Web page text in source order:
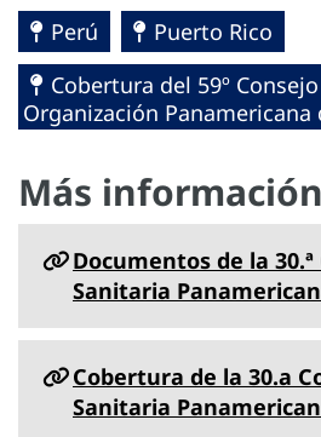
Perú
Puerto Rico
Cobertura del 59º
Organización Panamericana
Más información
Documentos de la
Sanitaria
Cobertura de la 30.a
Sanitaria